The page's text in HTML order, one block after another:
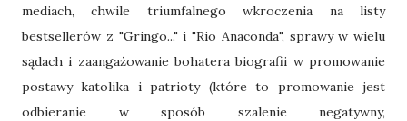
mediach, chwile triumfalnego wkroczenia na listy
bestsellerów z "Gringo..." i "Rio Anaconda", sprawy w wielu
sądach i zaangażowanie bohatera biografii w promowanie
postawy katolika i patrioty (które to promowanie jest
odbieranie w sposób szalenie negatywny,